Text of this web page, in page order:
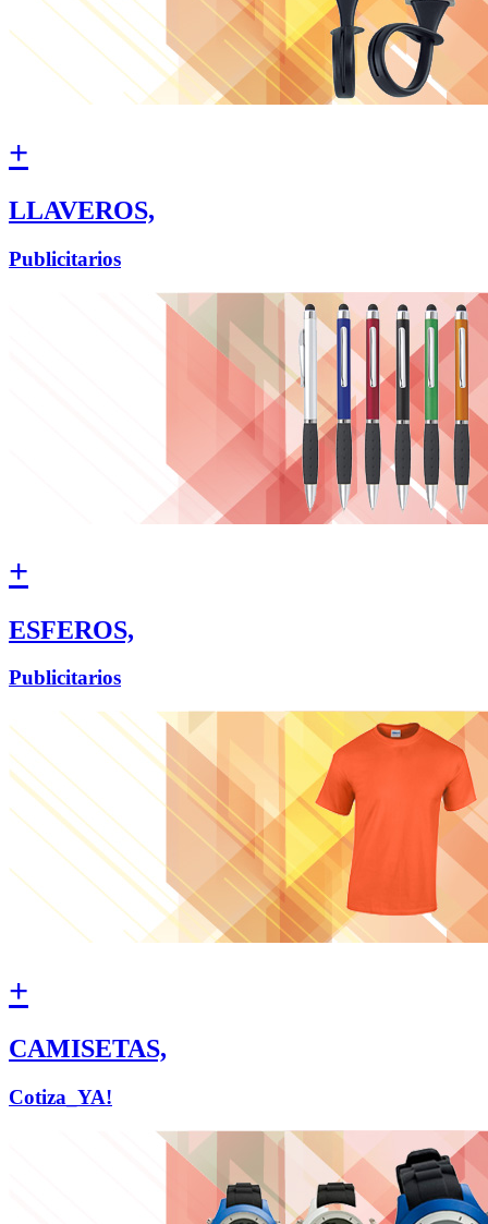
+
LLAVEROS,
Publicitarios
+
ESFEROS,
Publicitarios
+
CAMISETAS,
Cotiza_YA!